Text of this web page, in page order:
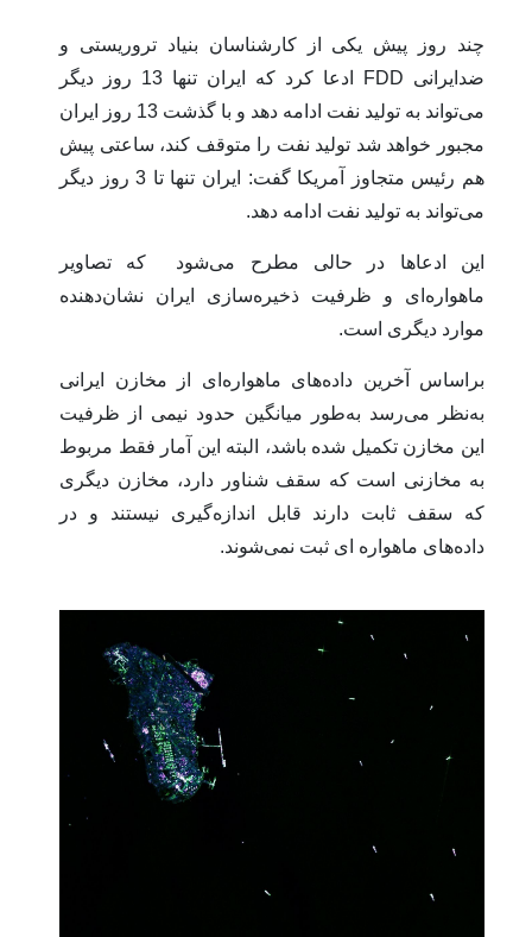
چند روز پیش یکی از کارشناسان بنیاد تروریستی و
ضدایرانی FDD ادعا کرد که ایران تنها 13 روز دیگر
می‌تواند به تولید نفت ادامه دهد و با گذشت 13 روز ایران
مجبور خواهد شد تولید نفت را متوقف کند، ساعتی پیش
هم رئیس متجاوز آمریکا گفت: ایران تنها تا 3 روز دیگر
می‌تواند به تولید نفت ادامه دهد.
این ادعاها در حالی مطرح می‌شود که تصاویر
ماهواره‌ای و ظرفیت ذخیره‌سازی ایران نشان‌دهنده
موارد دیگری است.
براساس آخرین داده‌های ماهواره‌ای از مخازن ایرانی
به‌نظر می‌رسد به‌طور میانگین حدود نیمی از ظرفیت
این مخازن تکمیل شده باشد، البته این آمار فقط مربوط
به مخازنی است که سقف شناور دارد، مخازن دیگری
که سقف ثابت دارند قابل اندازه‌گیری نیستند و در
داده‌های ماهواره ای ثبت نمی‌شوند.